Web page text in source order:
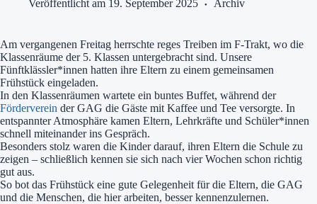
Veröffentlicht am 19. September 2025 Archiv
Am vergangenen Freitag herrschte reges Treiben im F-Trakt, wo die
Klassenräume der 5. Klassen untergebracht sind. Unsere
Fünftklässler*innen hatten ihre Eltern zu einem gemeinsamen
Frühstück eingeladen.
In den Klassenräumen wartete ein buntes Buffet, während der
Förderverein der GAG die Gäste mit Kaffee und Tee versorgte. In
entspannter Atmosphäre kamen Eltern, Lehrkräfte und Schüler*innen
schnell miteinander ins Gespräch.
Besonders stolz waren die Kinder darauf, ihren Eltern die Schule zu
zeigen – schließlich kennen sie sich nach vier Wochen schon richtig
gut aus.
So bot das Frühstück eine gute Gelegenheit für die Eltern, die GAG
und die Menschen, die hier arbeiten, besser kennenzulernen.